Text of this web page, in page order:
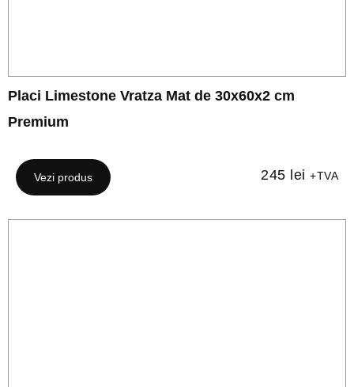
Placi Limestone Vratza Mat de 30x60x2 cm
Premium
Vezi produs 245 lei +TVA